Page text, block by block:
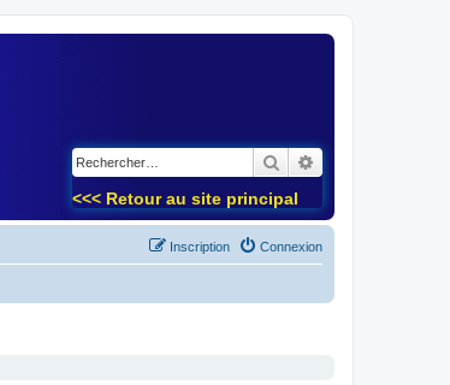
Rechercher
<<< Retour au site principal
Connexion
Inscription